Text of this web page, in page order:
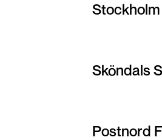
Sköndals
Postnord